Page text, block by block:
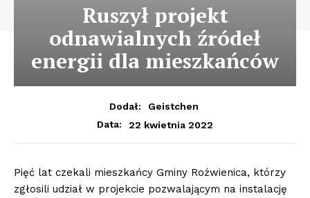
Ruszył projekt
odnawialnych źródeł
energii dla mieszkańców
Dodał:
Geistchen
Data:
22 kwietnia 2022
Pięć lat czekali mieszkańcy Gminy Roźwienica, którzy
zgłosili udział w projekcie pozwalającym na instalację